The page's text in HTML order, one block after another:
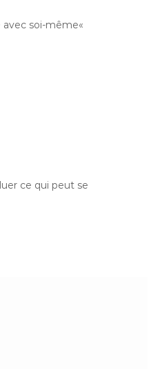
soi-même«
ce qui peut se